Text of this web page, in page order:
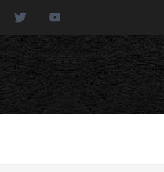
InstagramTwitter